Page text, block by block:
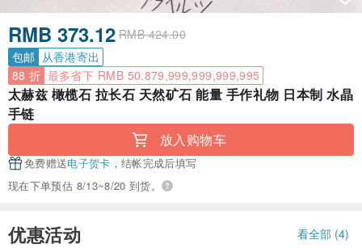
RMB 373.12 RMB 424.00
包邮 从香港寄出
88 折 最多省下 RMB 50.879,999,999,999,995
太赫兹 橄榄石 拉长石 天然矿石 能量 手作礼物 日本制 水晶
手链
放入购物车
免费赠送电子贺卡 ，结帐完成后填写
现在下单预估 8/13~8/20 到货。
优惠活动 看全部 (4)